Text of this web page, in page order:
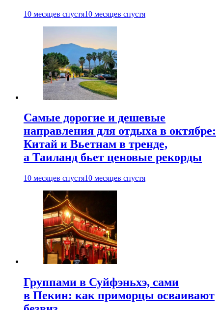
10 месяцев спустя10 месяцев спустя
Самые дорогие и дешевые
направления для отдыха в октябре:
Китай и Вьетнам в тренде,
а Таиланд бьет ценовые рекорды
10 месяцев спустя10 месяцев спустя
Группами в Суйфэньхэ, сами
в Пекин: как приморцы осваивают